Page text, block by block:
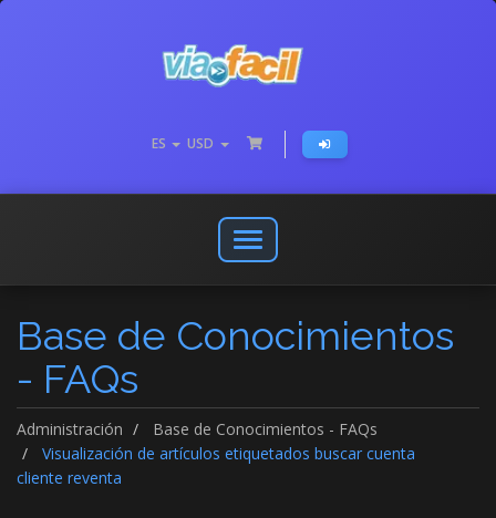
ES USD
Abrir
o
menú
de
Base de Conocimientos
- FAQs
Administración
Base de Conocimientos - FAQs
Visualización de artículos etiquetados buscar cuenta
cliente reventa